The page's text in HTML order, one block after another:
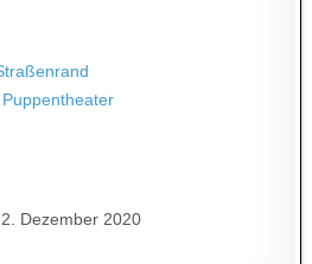
2. Dezember 2020